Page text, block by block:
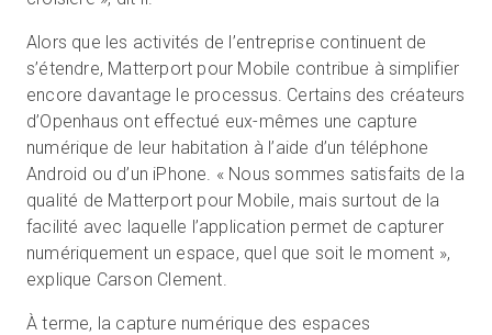
Alors que les activités de l’entreprise continuent de
s’étendre, Matterport pour Mobile contribue à simplifier
encore davantage le processus. Certains des créateurs
d’Openhaus ont effectué eux-mêmes une capture
numérique de leur habitation à l’aide d’un téléphone
Android ou d’un iPhone. « Nous sommes satisfaits de la
qualité de Matterport pour Mobile, mais surtout de la
facilité avec laquelle l’application permet de capturer
numériquement un espace, quel que soit le moment »,
explique Carson Clement.
À terme, la capture numérique des espaces